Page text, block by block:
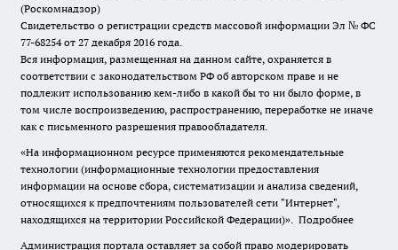
(Роскомнадзор)
Свидетельство о регистрации средств массовой информации Эл № ФС
77-68254 от 27 декабря 2016 года.
Вся информация, размещенная на данном сайте, охраняется в
соответствии с законодательством РФ об авторском праве и не
подлежит использованию кем-либо в какой бы то ни было форме, в
том числе воспроизведению, распространению, переработке не иначе
как с письменного разрешения правообладателя.
«На информационном ресурсе применяются рекомендательные
технологии (информационные технологии предоставления
информации на основе сбора, систематизации и анализа сведений,
относящихся к предпочтениям пользователей сети "Интернет",
находящихся на территории Российской Федерации)». Подробнее
Администрация портала оставляет за собой право модерировать